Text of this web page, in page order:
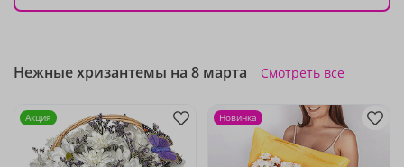
Нежные хризантемы на 8 марта Смотреть все
Акция Новинка